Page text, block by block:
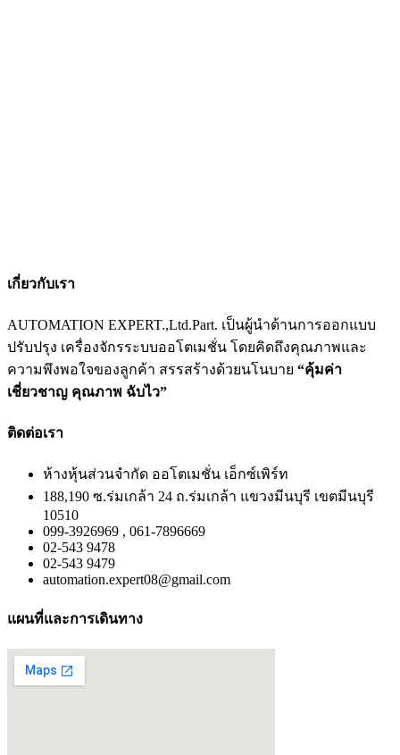
เกี่ยวกับเรา
AUTOMATION EXPERT.,Ltd.Part. เป็นผู้นำด้านการออกแบบ
ปรับปรุง เครื่องจักรระบบออโตเมชั่น โดยคิดถึงคุณภาพและ
ความพึงพอใจของลูกค้า สรรสร้างด้วยนโนบาย “คุ้มค่า
เชี่ยวชาญ คุณภาพ ฉับไว”
ติดต่อเรา
ห้างหุ้นส่วนจำกัด ออโตเมชั่น เอ็กซ์เพิร์ท
188,190 ซ.ร่มเกล้า 24 ถ.ร่มเกล้า แขวงมีนบุรี เขตมีนบุรี
10510
099-3926969 , 061-7896669
02-543 9478
02-543 9479
automation.expert08@gmail.com
แผนที่และการเดินทาง